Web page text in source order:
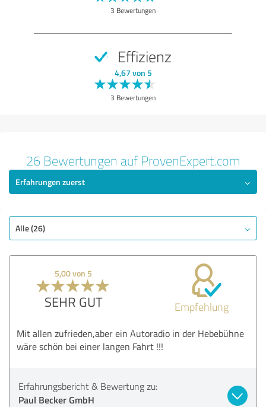
3 Bewertungen
Effizienz
4,67 von 5
3 Bewertungen
26 Bewertungen auf ProvenExpert.com
Erfahrungen zuerst
Alle (26)
5,00 von 5
SEHR GUT Empfehlung
Mit allen zufrieden,aber ein Autoradio in der Hebebühne
wäre schön bei einer langen Fahrt !!!
Erfahrungsbericht & Bewertung zu:
Paul Becker GmbH